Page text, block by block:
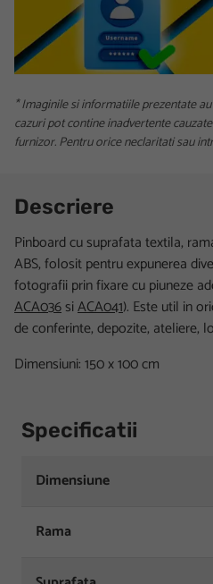
* Imaginile si informatiile prezentate
cazuri pot contine inadvertente
furnizor. Pentru orice neclaritati sau
Descriere
Pinboard cu suprafata textila,
ABS, folosit pentru expunerea
fotografii prin fixare cu piuneze
ACA036siACA041). Este util in
de conferinte, depozite, ateliere,
Dimensiuni: 150 x 100 cm
Specificatii
Dimensiune
Rama